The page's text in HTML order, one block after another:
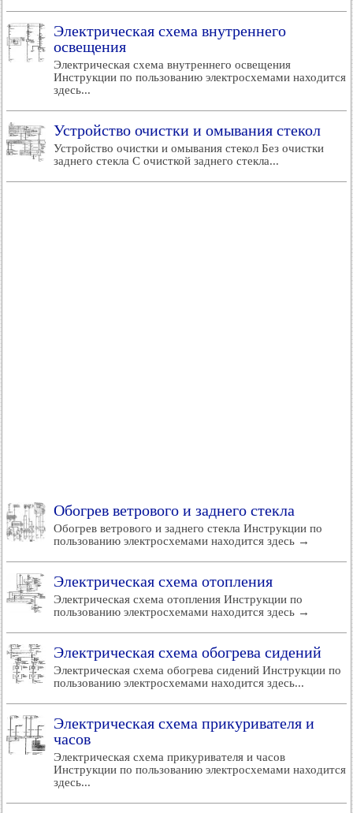
Электрическая схема внутреннего
освещения
Электрическая схема внутреннего освещения
Инструкции по пользованию электросхемами находится
здесь...
Устройство очистки и омывания стекол
Устройство очистки и омывания стекол Без очистки
заднего стекла С очисткой заднего стекла...
Обогрев ветрового и заднего стекла
Обогрев ветрового и заднего стекла Инструкции по
пользованию электросхемами находится здесь →
Электрическая схема отопления
Электрическая схема отопления Инструкции по
пользованию электросхемами находится здесь →
Электрическая схема обогрева сидений
Электрическая схема обогрева сидений Инструкции по
пользованию электросхемами находится здесь...
Электрическая схема прикуривателя и
часов
Электрическая схема прикуривателя и часов
Инструкции по пользованию электросхемами находится
здесь...